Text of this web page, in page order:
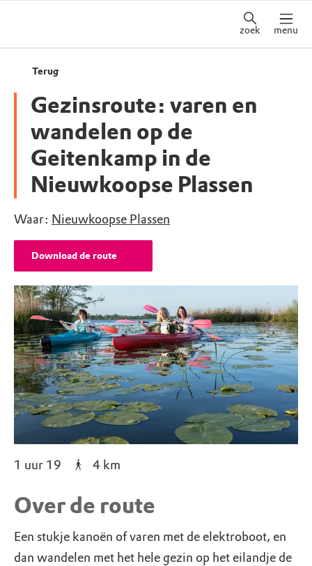
zoek menu
Terug
Gezinsroute: varen en
wandelen op de
Geitenkamp in de
Nieuwkoopse Plassen
Waar: Nieuwkoopse Plassen
Download de route
1 uur 19 4 km
Over de route
Een stukje kanoën of varen met de elektroboot, en
dan wandelen met het hele gezin op het eilandje de